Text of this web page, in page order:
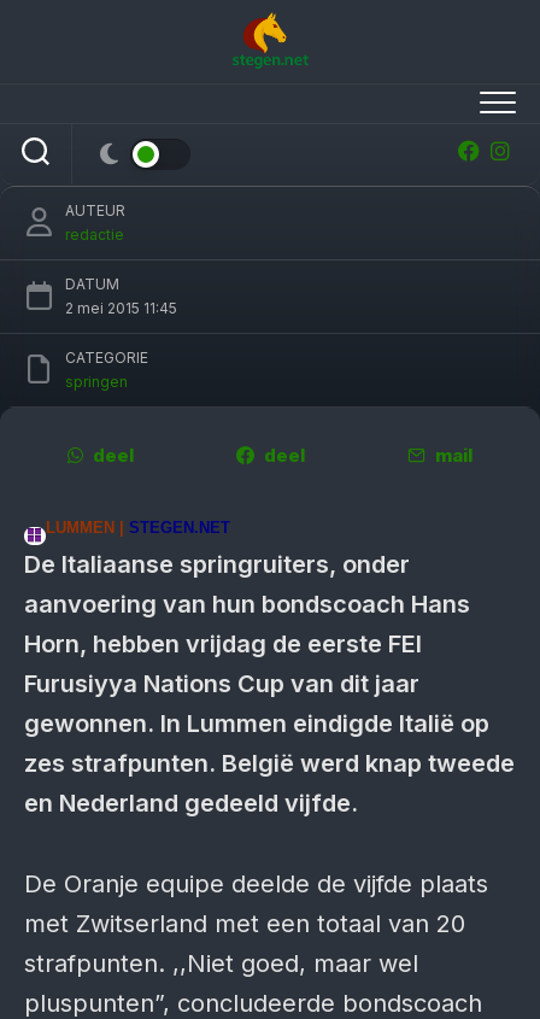
gedeeld vijfde
AUTEUR
redactie
DATUM
2 mei 2015 11:45
CATEGORIE
springen
deel deel mail
LUMMEN | STEGEN.NET
De Italiaanse springruiters, onder
aanvoering van hun bondscoach Hans
Horn, hebben vrijdag de eerste FEI
Furusiyya Nations Cup van dit jaar
gewonnen. In Lummen eindigde Italië op
zes strafpunten. België werd knap tweede
en Nederland gedeeld vijfde.
De Oranje equipe deelde de vijfde plaats
met Zwitserland met een totaal van 20
strafpunten. ,,Niet goed, maar wel
pluspunten”, concludeerde bondscoach